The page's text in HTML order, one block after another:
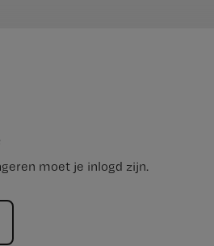
moet je inlogd zijn.